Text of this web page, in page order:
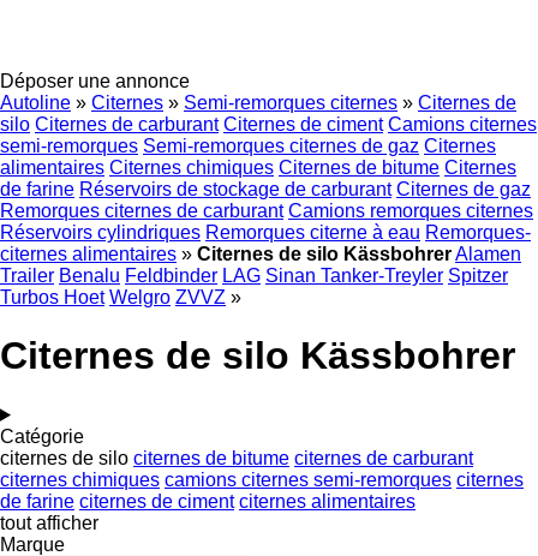
Déposer une annonce
Autoline » Citernes » Semi-remorques citernes » Citernes de
silo Citernes de carburant Citernes de ciment Camions citernes
semi-remorques Semi-remorques citernes de gaz Citernes
alimentaires Citernes chimiques Citernes de bitume Citernes
de farine Réservoirs de stockage de carburant Citernes de gaz
Remorques citernes de carburant Camions remorques citernes
Réservoirs cylindriques Remorques citerne à eau Remorques-
citernes alimentaires » Citernes de silo KässbohrerAlamen
Trailer Benalu Feldbinder LAG Sinan Tanker-Treyler Spitzer
Turbos Hoet Welgro ZVVZ »
Citernes de silo Kässbohrer
Catégorie
citernes de silo citernes de bitume citernes de carburant
citernes chimiques camions citernes semi-remorques citernes
de farine citernes de ciment citernes alimentaires
tout afficher
Marque